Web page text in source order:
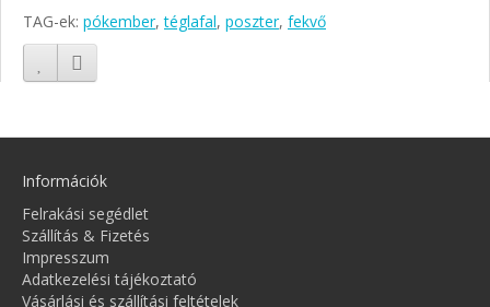
TAG-ek: pókember,téglafal, poszter, fekvő
Információk
Felrakási segédlet
Szállítás & Fizetés
Impresszum
Adatkezelési tájékoztató
Vásárlási és szállítási feltételek